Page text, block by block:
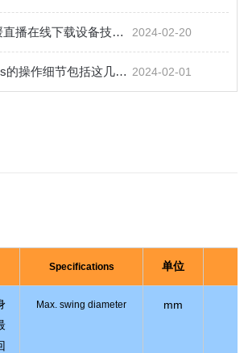
数控立车——名媛直播在线下载设备技术革新中的重要角色 2024-02-20
名媛直播破解版ios的操作细节包括这几个方面 2024-02-01
Specifications 单位
Max. swing diameter mm